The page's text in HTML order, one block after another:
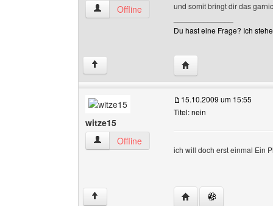
southpark-comedyclub Benutzer-Profile
Offline
und somit bringt dir das
Du hast eine Frage? Ich
↑ Website dieses
witze15
witze15 Benutzer-Profile anzeigen
Offline
15.10.2009 um 15:55
Titel: nein
ich will doch erst einmal Ein
↑ Website dieses